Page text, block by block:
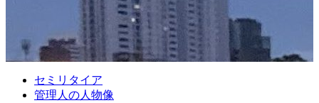
セミリタイア
管理人の人物像